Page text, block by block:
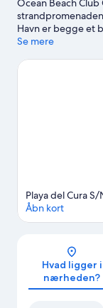
Ocean Beach
Havn er begge et
agendaen. Er du
med børn? Du kan
Se mere
Playa del Cura
Åbn kort
Hvad ligger i
nærheden?